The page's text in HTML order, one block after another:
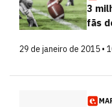
3
fãs
29 de janeiro de 2015 •